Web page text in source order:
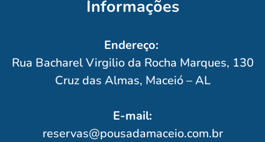
Informações
Endereço:
Rua Bacharel Virgilio da Rocha Marques, 130
Cruz das Almas, Maceió – AL
E-mail:
reservas@pousadamaceio.com.br